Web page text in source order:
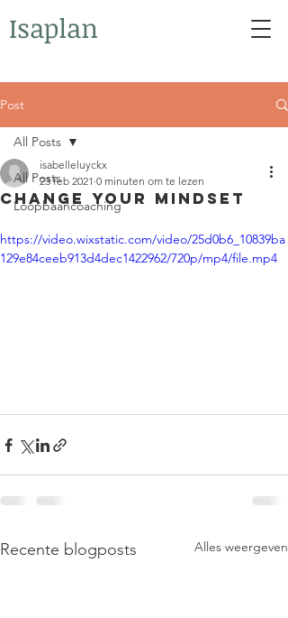
Isaplan
Post
All Posts
Loopbaancoaching
All Posts
Change your mindset
isabelleluyckx
23 feb 2021 0 minuten om te lezen
https://video.wixstatic.com/video/25d0b6_10839ba
129e84ceeb913d4dec1422962/720p/mp4/file.mp4
Recente blogposts Alles weergeven